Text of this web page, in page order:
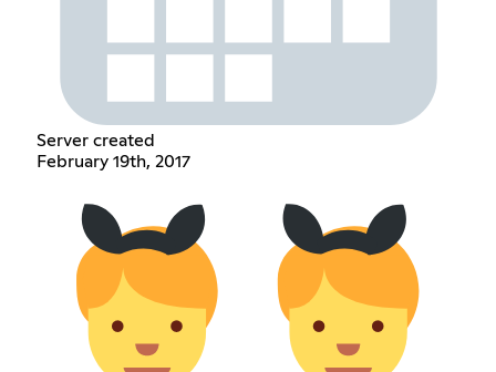
Server created
February 19th, 2017